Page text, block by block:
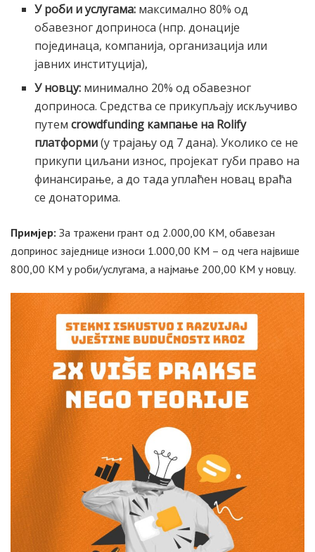
У роби и услугама: максимално 80% од
обавезног доприноса (нпр. донације
појединаца, компанија, организација или
јавних институција),
У новцу: минимално 20% од обавезног
доприноса. Средства се прикупљају искључиво
путемcrowdfunding кампање на Rolify
платформи(у трајању од 7 дана). Уколико се не
прикупи циљани износ, пројекат губи право на
финансирање, а до тада уплаћен новац враћа
се донаторима.
Примјер: За тражени грант од 2.000,00 КМ, обавезан
допринос заједнице износи 1.000,00 КМ – од чега највише
800,00 КМ у роби/услугама, а најмање 200,00 КМ у новцу.